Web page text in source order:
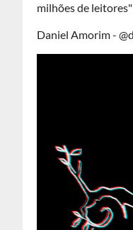
milhões de leitores"
Daniel Amorim -